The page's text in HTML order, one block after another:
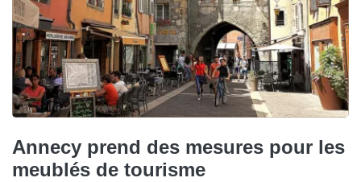
Annecy prend des mesures pour les
meublés de tourisme